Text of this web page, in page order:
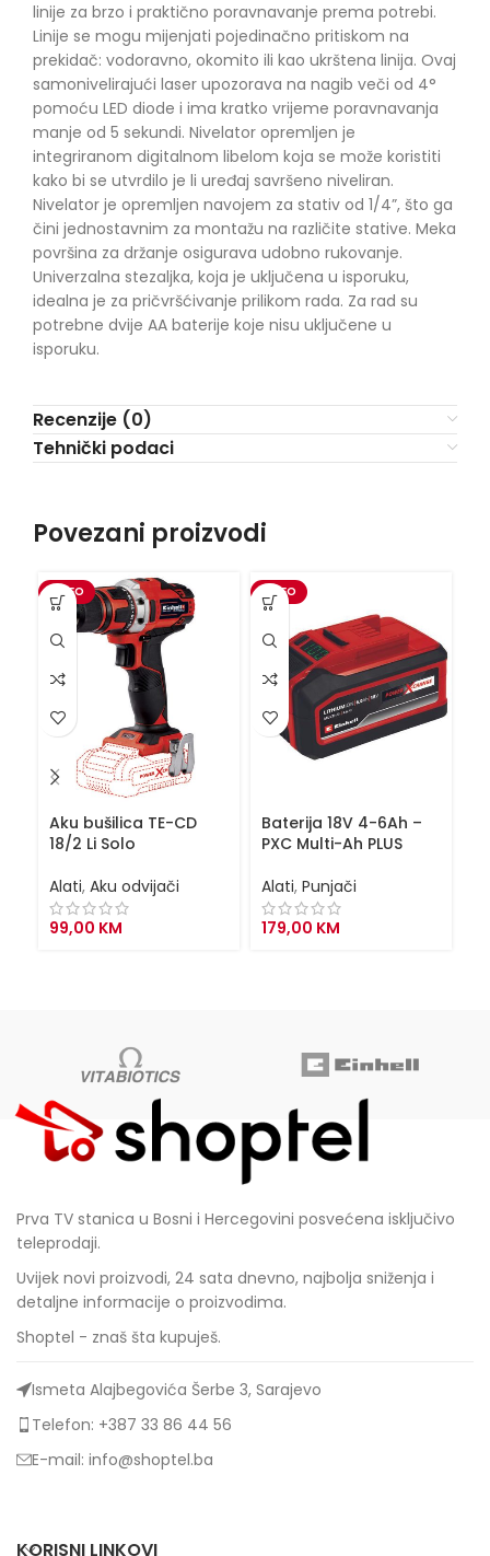
linije za brzo i praktično poravnavanje prema potrebi.
Linije se mogu mijenjati pojedinačno pritiskom na
prekidač: vodoravno, okomito ili kao ukrštena linija. Ovaj
samonivelirajući laser upozorava na nagib veči od 4°
pomoću LED diode i ima kratko vrijeme poravnavanja
manje od 5 sekundi. Nivelator opremljen je
integriranom digitalnom libelom koja se može koristiti
kako bi se utvrdilo je li uređaj savršeno niveliran.
Nivelator je opremljen navojem za stativ od 1/4”, što ga
čini jednostavnim za montažu na različite stative. Meka
površina za držanje osigurava udobno rukovanje.
Univerzalna stezaljka, koja je uključena u isporuku,
idealna je za pričvršćivanje prilikom rada. Za rad su
potrebne dvije AA baterije koje nisu uključene u
isporuku.
Recenzije (0)
Tehnički podaci
Povezani proizvodi
VIDEO
Aku bušilica TE-CD
18/2 Li Solo
Alati, Aku odvijači
99,00 KM
VIDEO
Baterija 18V 4-6Ah –
PXC Multi-Ah PLUS
Alati, Punjači
179,00 KM
Prva TV stanica u Bosni i Hercegovini posvećena isključivo
teleprodaji.
Uvijek novi proizvodi, 24 sata dnevno, najbolja sniženja i
detaljne informacije o proizvodima.
Shoptel - znaš šta kupuješ.
Ismeta Alajbegovića Šerbe 3, Sarajevo
Telefon: +387 33 86 44 56
E-mail: info@shoptel.ba
KORISNI LINKOVI